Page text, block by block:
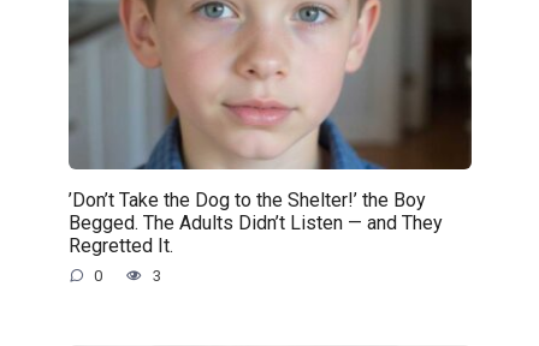
’Don’t Take the Dog to the Shelter!’ the Boy
Begged. The Adults Didn’t Listen — and They
Regretted It.
0 3